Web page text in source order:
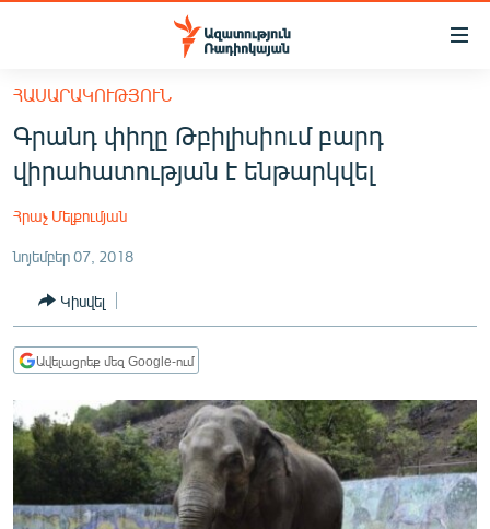
Մատչելիության
հիմնական
բովանդակությանը
Անցնել
հիմնական
մենյուին
ՀԱՅԱՍՏԱՆ
ՔԱՂԱՔԱԿԱՆ
ԸՆՏՐՈՒԹՅՈՒՆՆԵՐ 2026
ԻՐԱՎՈՒՆՔ
ՀԱՍԱՐԱԿՈՒԹՅՈՒՆ
ՏՆՏԵՍՈՒԹՅՈՒՆ
ՊԱՏԵՐԱԶՄԻ 6 ՇԱԲԱԹՆԵՐԸ
ՏԱՐԱԾԱՇՐՋԱՆ
ՄԻՋԱԶԳԱՅԻՆ
ՀԱՍԱՐԱԿՈՒԹՅՈՒՆ
Գրանդ փիղը Թբիլիսիում բարդ
վիրահատության է ենթարկվել
Հրաչ Մելքումյան
նոյեմբեր 07, 2018
Կիսվել
Ավելացրեք մեզ Google-ում